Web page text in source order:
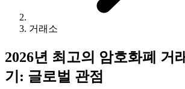
거래소
2026년 최고의 암호화폐 거
기: 글로벌 관점